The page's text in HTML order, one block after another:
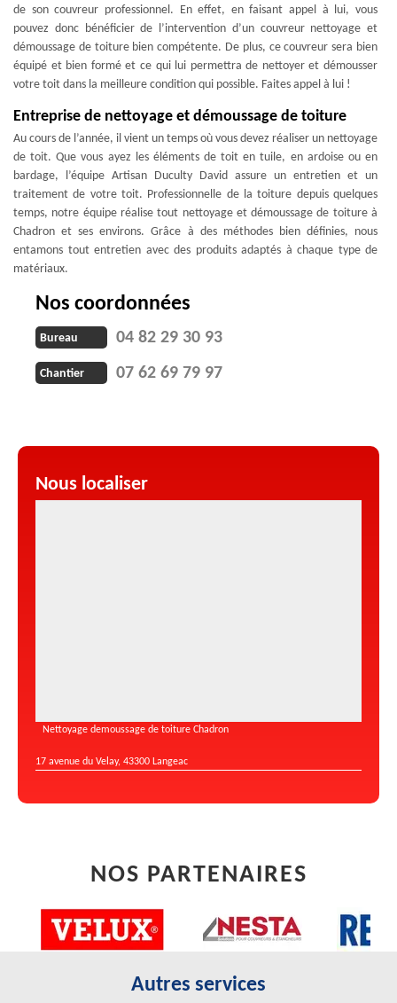
de son couvreur professionnel. En effet, en faisant appel à lui, vous
pouvez donc bénéficier de l’intervention d’un couvreur nettoyage et
démoussage de toiture bien compétente. De plus, ce couvreur sera bien
équipé et bien formé et ce qui lui permettra de nettoyer et démousser
votre toit dans la meilleure condition qui possible. Faites appel à lui !
Entreprise de nettoyage et démoussage de toiture
Au cours de l’année, il vient un temps où vous devez réaliser un nettoyage
de toit. Que vous ayez les éléments de toit en tuile, en ardoise ou en
bardage, l’équipe Artisan Duculty David assure un entretien et un
traitement de votre toit. Professionnelle de la toiture depuis quelques
temps, notre équipe réalise tout nettoyage et démoussage de toiture à
Chadron et ses environs. Grâce à des méthodes bien définies, nous
entamons tout entretien avec des produits adaptés à chaque type de
matériaux.
Nos coordonnées
Bureau 04 82 29 30 93
Chantier 07 62 69 79 97
Nous localiser
Nettoyage demoussage de toiture Chadron
17 avenue du Velay, 43300 Langeac
NOS PARTENAIRES
Autres services